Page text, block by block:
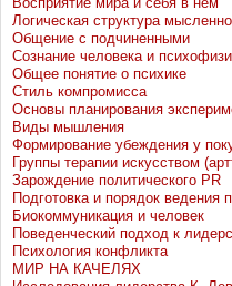
Логическая структура
Общение с подчиненными
Сознание человека и
Общее понятие о психике
Стиль компромисса
Основы планирования
Виды мышления
Формирование убеждения у
Группы терапии искусством
Зарождение политического PR
Подготовка и порядок ведения
Биокоммуникация и человек
Поведенческий подход к
Психология конфликта
МИР НА КАЧЕЛЯХ